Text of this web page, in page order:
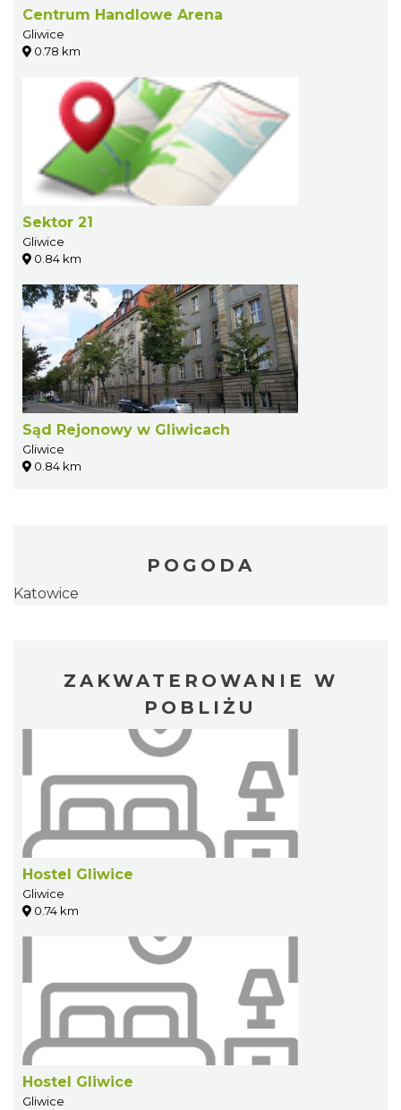
Centrum Handlowe Arena
Gliwice
0.78 km
Sektor 21
Gliwice
0.84 km
Sąd Rejonowy w Gliwicach
Gliwice
0.84 km
POGODA
Katowice
ZAKWATEROWANIE W
POBLIŻU
Hostel Gliwice
Gliwice
0.74 km
Hostel Gliwice
Gliwice